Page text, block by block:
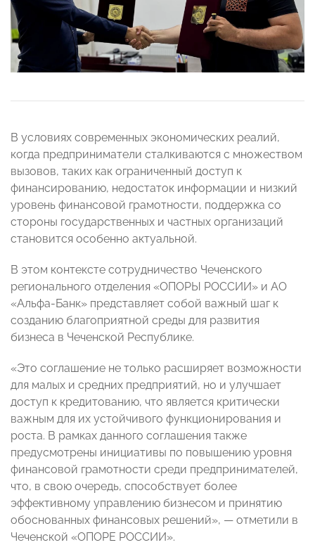
В условиях современных экономических реалий,
когда предприниматели сталкиваются с множеством
вызовов, таких как ограниченный доступ к
финансированию, недостаток информации и низкий
уровень финансовой грамотности, поддержка со
стороны государственных и частных организаций
становится особенно актуальной.
В этом контексте сотрудничество Чеченского
регионального отделения «ОПОРЫ РОССИИ» и АО
«Альфа-Банк» представляет собой важный шаг к
созданию благоприятной среды для развития
бизнеса в Чеченской Республике.
«Это соглашение не только расширяет возможности
для малых и средних предприятий, но и улучшает
доступ к кредитованию, что является критически
важным для их устойчивого функционирования и
роста. В рамках данного соглашения также
предусмотрены инициативы по повышению уровня
финансовой грамотности среди предпринимателей,
что, в свою очередь, способствует более
эффективному управлению бизнесом и принятию
обоснованных финансовых решений», — отметили в
Чеченской «ОПОРЕ РОССИИ».